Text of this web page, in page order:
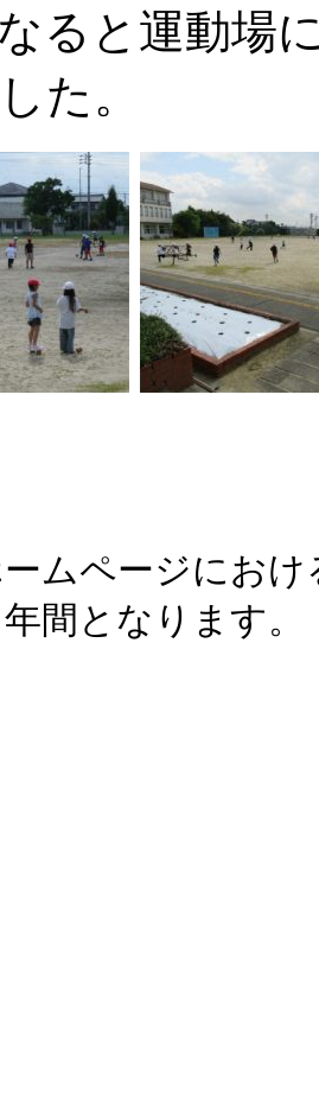
ると運動場
た。
ムページにお
間となります。